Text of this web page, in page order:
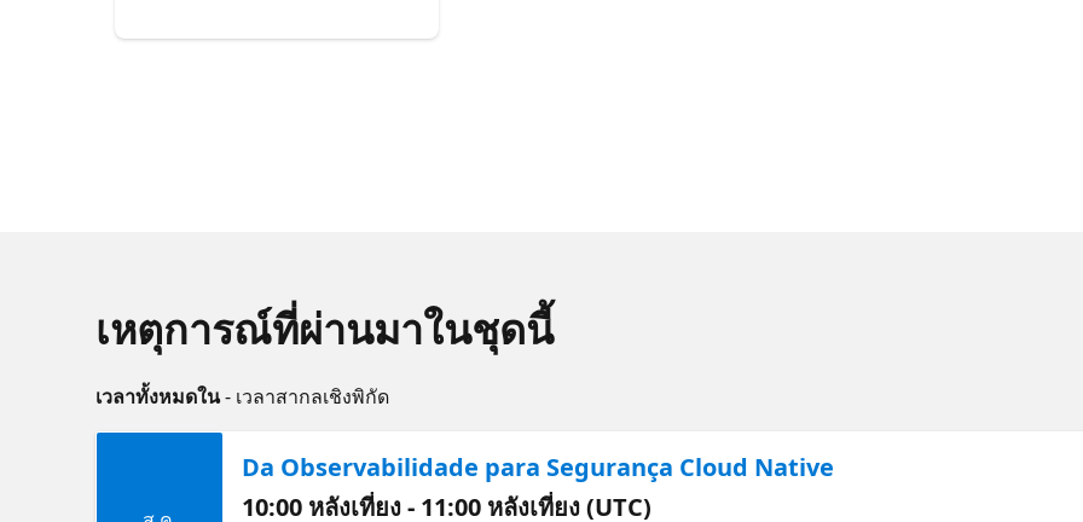
เหตุการณ์ที่ผ่านมาในชุดนี้
เวลาทั้งหมดใน- เวลาสากลเชิงพิกัด
Da Observabilidade para Segurança Cloud Native
10:00 หลังเที่ยง - 11:00 หลังเที่ยง (UTC)